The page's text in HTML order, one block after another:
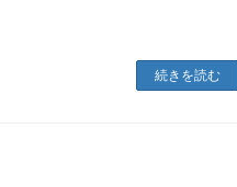
続きを読む